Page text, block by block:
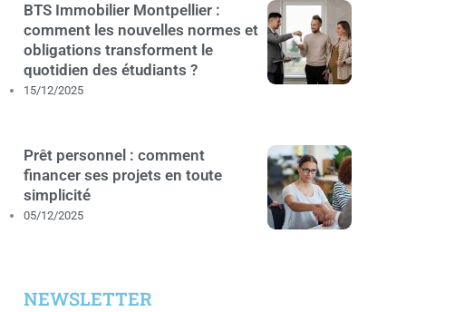
BTS Immobilier Montpellier :
comment les nouvelles normes et
obligations transforment le
quotidien des étudiants ?
15/12/2025
Prêt personnel : comment
financer ses projets en toute
simplicité
05/12/2025
NEWSLETTER